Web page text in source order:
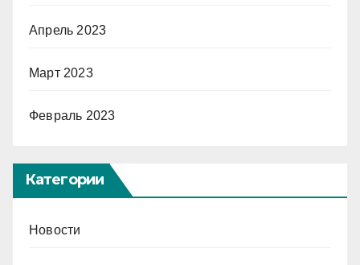
Апрель 2023
Март 2023
Февраль 2023
Категории
Новости